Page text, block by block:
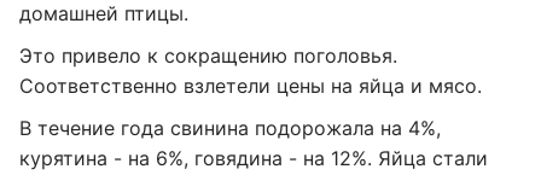
домашней птицы.
Это привело к сокращению поголовья.
Соответственно взлетели цены на яйца и мясо.
В течение года свинина подорожала на 4%,
курятина - на 6%, говядина - на 12%. Яйца стали